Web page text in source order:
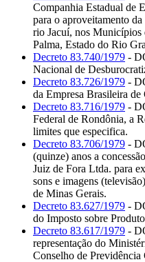
Companhia Estadual de
para o aproveitamento
rio Jacuí, nos
Palma, Estado do Rio
Decreto 83.740/1979 -
Nacional de
Decreto 83.726/1979 -
da Empresa Brasileira
Decreto 83.716/1979 -
Federal de Rondônia, a
limites que especifica.
Decreto 83.706/1979 -
(quinze) anos a
Juiz de Fora Ltda. para
sons e imagens
de Minas Gerais.
Decreto 83.627/1979 -
do Imposto sobre
Decreto 83.617/1979 -
representação do
Conselho de Previdência